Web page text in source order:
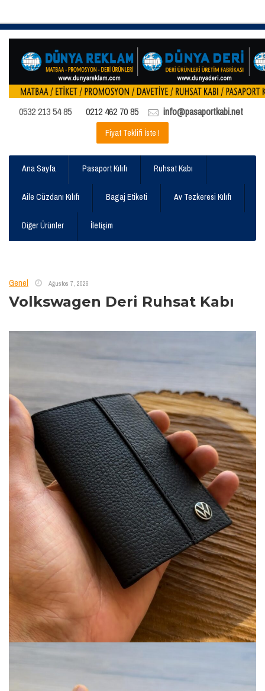
0532 213 54 85 0212 462 70 85 info@pasaportkabi.net
Fiyat Teklifi İste !
Ana Sayfa Pasaport Kılıfı Ruhsat Kabı
Aile Cüzdanı Kılıfı Bagaj Etiketi Av Tezkeresi Kılıfı
Diğer Ürünler İletişim
Genel Ağustos 7, 2026
Volkswagen Deri Ruhsat Kabı